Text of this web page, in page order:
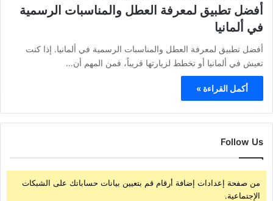
أفضل تطبيق لمعرفة العطل والمناسبات الرسمية
في ألمانيا
أفضل تطبيق لمعرفة العطل والمناسبات الرسمية في ألمانيا. إذا كنت
تعيش في ألمانيا أو تخطط لزيارتها قريباً، فمن المهم أن…
أكمل القراءة »
Follow Us
من صفحة إعدادات إضافة أرقام قم بتعيين بيانات حساباتك على الشبكات
الإجتماعية.